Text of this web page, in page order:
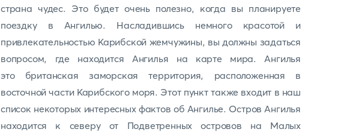
страна чудес. Это будет очень полезно, когда вы планируете
поездку в Ангилью. Насладившись немного красотой и
привлекательностью Карибской жемчужины, вы должны задаться
вопросом, где находится Ангилья на карте мира. Ангилья
это британская заморская территория, расположенная в
восточной части Карибского моря. Этот пункт также входит в наш
список некоторых интересных фактов об Ангилье. Остров Ангилья
находится к северу от Подветренных островов на Малых